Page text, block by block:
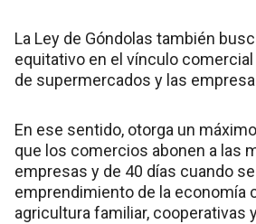
La Ley de Góndolas también
equitativo en el vínculo
de supermercados y las
En ese sentido, otorga un
que los comercios abonen a las
empresas y de 40 días cuando
emprendimiento de la economía
agricultura familiar, cooperativas